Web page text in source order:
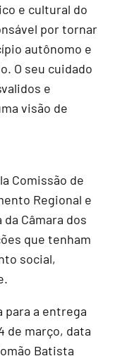
e cultural do
por tornar
autônomo e
O seu cuidado
e
visão de
Comissão de
Regional e
da Câmara dos
que tenham
social,
para a entrega
de março, data
Batista